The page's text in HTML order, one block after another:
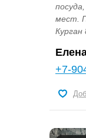
мест.
Курган
+7-